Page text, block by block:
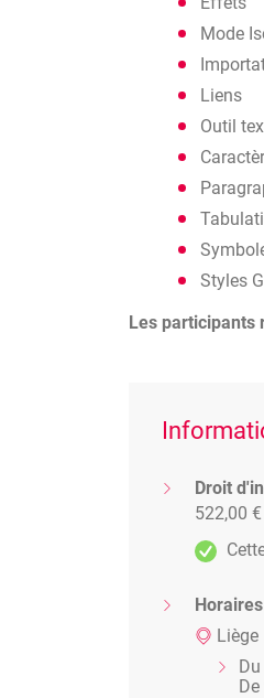
Mode
Liens
Outil
Styles
Les participants
Droit
522,00 €
Horaires
Liège